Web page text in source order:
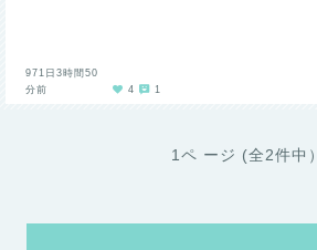
971日3時間50
分前
4 1
1ペ ージ (全2件中）